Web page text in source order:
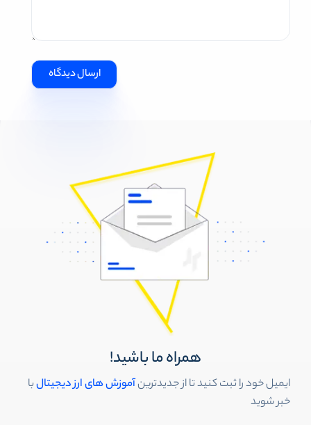
همراه ما باشید!
ایمیل خود را ثبت کنید تا از جدیدترینآموزش های ارز دیجیتالبا
خبر شوید